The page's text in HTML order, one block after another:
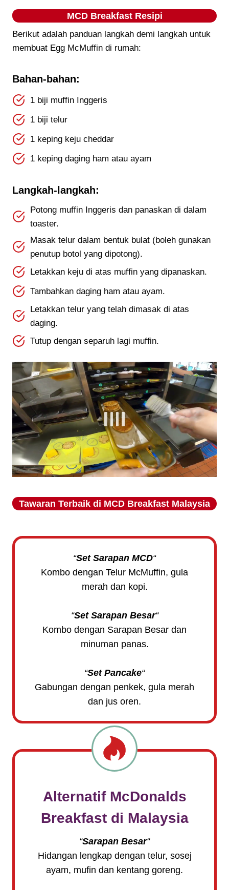
MCD Breakfast Resipi
Berikut adalah panduan langkah demi langkah untuk
membuat Egg McMuffin di rumah:
Bahan-bahan:
1 biji muffin Inggeris
1 biji telur
1 keping keju cheddar
1 keping daging ham atau ayam
Langkah-langkah:
Potong muffin Inggeris dan panaskan di dalam
toaster.
Masak telur dalam bentuk bulat (boleh gunakan
penutup botol yang dipotong).
Letakkan keju di atas muffin yang dipanaskan.
Tambahkan daging ham atau ayam.
Letakkan telur yang telah dimasak di atas
daging.
Tutup dengan separuh lagi muffin.
Tawaran Terbaik di MCD Breakfast Malaysia
“Set Sarapan MCD“
Kombo dengan Telur McMuffin, gula
merah dan kopi.
“Set Sarapan Besar“
Kombo dengan Sarapan Besar dan
minuman panas.
“Set Pancake“
Gabungan dengan penkek, gula merah
dan jus oren.
Alternatif McDonalds
Breakfastdi Malaysia
“Sarapan Besar“
Hidangan lengkap dengan telur, sosej
ayam, mufin dan kentang goreng.